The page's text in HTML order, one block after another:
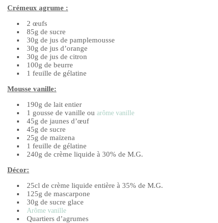
Crémeux agrume :
2 œufs
85g de sucre
30g de jus de pamplemousse
30g de jus d’orange
30g de jus de citron
100g de beurre
1 feuille de gélatine
Mousse vanille:
190g de lait entier
1 gousse de vanille ou arôme vanille
45g de jaunes d’œuf
45g de sucre
25g de maïzena
1 feuille de gélatine
240g de crème liquide à 30% de M.G.
Décor:
25cl de crème liquide entière à 35% de M.G.
125g de mascarpone
30g de sucre glace
Arôme vanille
Quartiers d’agrumes